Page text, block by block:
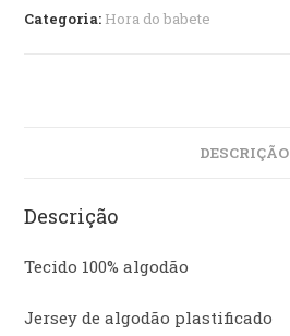
Categoria: Hora do babete
DESCRIÇÃO
Descrição
Tecido 100% algodão
Jersey de algodão plastificado